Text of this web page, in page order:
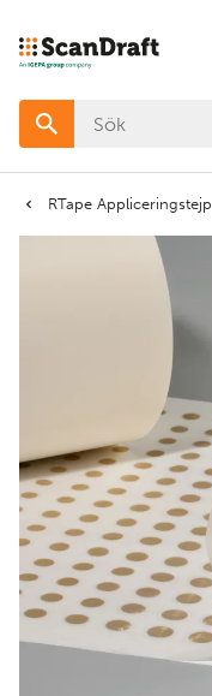
RTape Appliceringstejp
Filter
Färg